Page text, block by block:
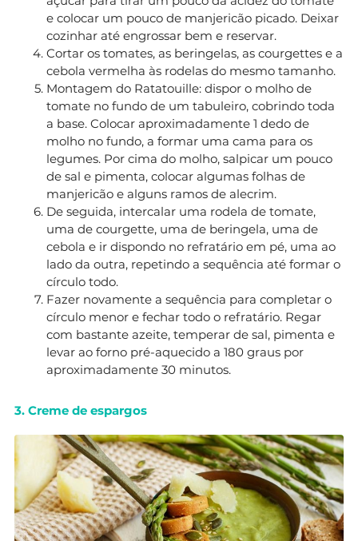
e colocar um pouco de manjericão picado. Deixar
cozinhar até engrossar bem e reservar.
Cortar os tomates, as beringelas, as courgettes e a
cebola vermelha às rodelas do mesmo tamanho.
Montagem do Ratatouille: dispor o molho de
tomate no fundo de um tabuleiro, cobrindo toda
a base. Colocar aproximadamente 1 dedo de
molho no fundo, a formar uma cama para os
legumes. Por cima do molho, salpicar um pouco
de sal e pimenta, colocar algumas folhas de
manjericão e alguns ramos de alecrim.
De seguida, intercalar uma rodela de tomate,
uma de courgette, uma de beringela, uma de
cebola e ir dispondo no refratário em pé, uma ao
lado da outra, repetindo a sequência até formar o
círculo todo.
Fazer novamente a sequência para completar o
círculo menor e fechar todo o refratário. Regar
com bastante azeite, temperar de sal, pimenta e
levar ao forno pré-aquecido a 180 graus por
aproximadamente 30 minutos.
3. Creme de espargos